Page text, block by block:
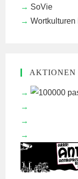
SoVie
Wortkulturen
AKTIONEN